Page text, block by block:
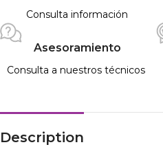
Consulta información
Asesoramiento
Consulta a nuestros técnicos
Description